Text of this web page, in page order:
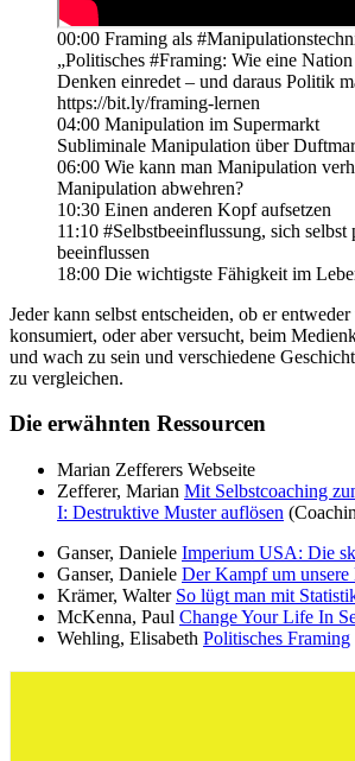
00:00 Framing als
„Politisches #Framing: Wie eine
Denken einredet – und daraus Politik
https://bit.ly/framing-lernen
04:00 Manipulation im Supermarkt
Subliminale Manipulation über
06:00 Wie kann man Manipulation
Manipulation abwehren?
10:30 Einen anderen Kopf aufsetzen
11:10 #Selbstbeeinflussung, sich selbst
beeinflussen
18:00 Die wichtigste Fähigkeit im
Jeder kann selbst entscheiden, ob er
konsumiert, oder aber versucht, beim
und wach zu sein und verschiedene
zu vergleichen.
Die erwähnten Ressourcen
Marian Zefferers Webseite
Zefferer, Marian Mit Selbstcoaching
I: Destruktive Muster auflösen
Ganser, Daniele Imperium USA: Die
Ganser, Daniele Der Kampf um
Krämer, Walter So lügt man mit
McKenna, Paul Change Your Life In
Wehling, Elisabeth Politisches Framing